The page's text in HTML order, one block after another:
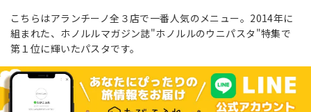
こちらはアランチーノ全３店で一番人気のメニュー。2014年に
組まれた、ホノルルマガジン誌"ホノルルのウニパスタ"特集で
第１位に輝いたパスタです。